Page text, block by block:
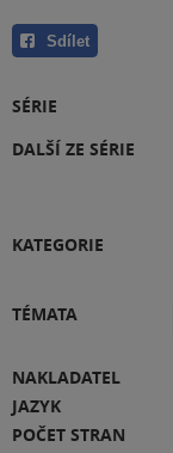
Sdílet
SÉRIE
DALŠÍ ZE SÉRIE
KATEGORIE
TÉMATA
NAKLADATEL
JAZYK
POČET STRAN